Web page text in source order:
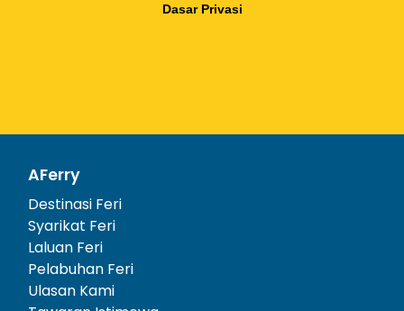
Dasar Privasi
AFerry
Destinasi Feri
Syarikat Feri
Laluan Feri
Pelabuhan Feri
Ulasan Kami